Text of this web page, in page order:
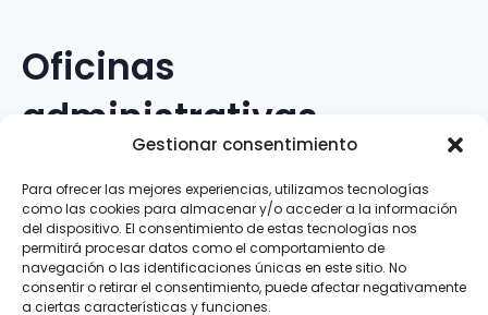
Gestionar consentimiento
Para ofrecer las mejores experiencias, utilizamos tecnologías
como las cookies para almacenar y/o acceder a la información
del dispositivo. El consentimiento de estas tecnologías nos
permitirá procesar datos como el comportamiento de
navegación o las identificaciones únicas en este sitio. No
consentir o retirar el consentimiento, puede afectar negativamente
a ciertas características y funciones.
Oficinas
administrativas
Avenida Galileo Galilei, 12
15.008 · A Coruña · España
Teléfono:881.069.303
WhatsApp:616.897.466